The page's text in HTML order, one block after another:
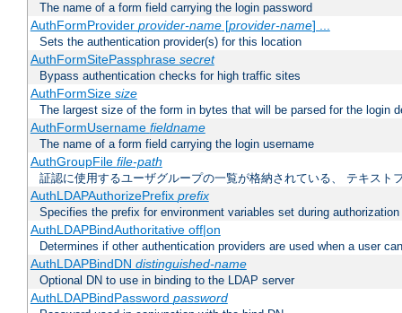
The name of a form field carrying the login password
AuthFormProvider provider-name[provider-name] ...
Sets the authentication provider(s) for this location
AuthFormSitePassphrase secret
Bypass authentication checks for high traffic sites
AuthFormSize size
The largest size of the form in bytes that will be parsed for the login
AuthFormUsername fieldname
The name of a form field carrying the login username
AuthGroupFile file-path
証認に使用するユーザグループの一覧が格納されている、 テキスト
AuthLDAPAuthorizePrefix prefix
Specifies the prefix for environment variables set during authorization
AuthLDAPBindAuthoritative off|on
Determines if other authentication providers are used when a user
AuthLDAPBindDN distinguished-name
Optional DN to use in binding to the LDAP server
AuthLDAPBindPassword password